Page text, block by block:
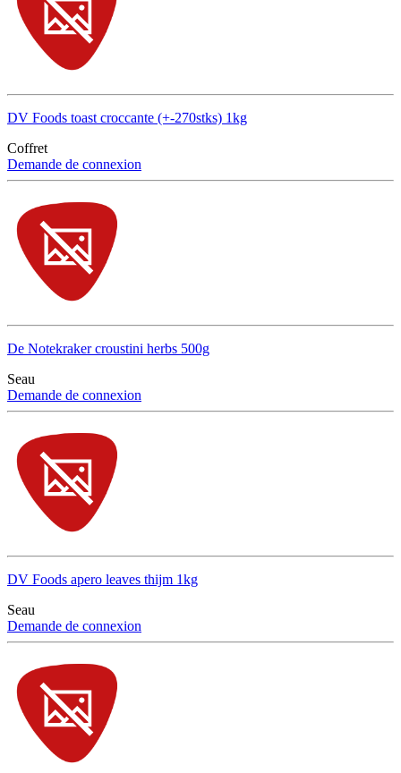
DV Foods toast croccante (+-270stks) 1kg
Coffret
Demande de connexion
De Notekraker croustini herbs 500g
Seau
Demande de connexion
DV Foods apero leaves thijm 1kg
Seau
Demande de connexion